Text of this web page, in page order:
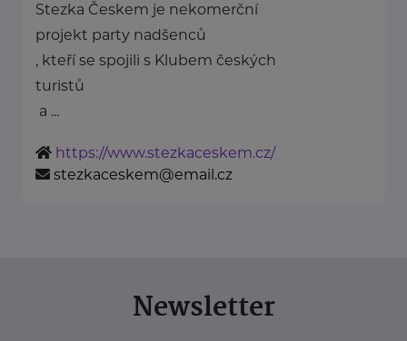
Stezka Českem je nekomerční
projekt party nadšenců
, kteří se spojili s Klubem českých
turistů
a ...
https://www.stezkaceskem.cz/
stezkaceskem@email.cz
Newsletter